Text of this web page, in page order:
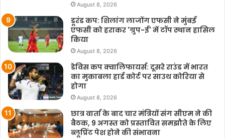
August 8, 2026
डूरंड कप: शिलांग लाजोंग एफसी ने मुंबई
एफसी को हराकर 'ग्रुप-ई' में टॉप स्थान हासिल
किया
August 8, 2026
डेविस कप क्वालिफायर्स: दूसरे राउंड में भारत
का मुकाबला हार्ड कोर्ट पर साउथ कोरिया से
होगा
August 8, 2026
छात्र वार्ता के बाद चार मंत्रियों संग सीएम ने की
बैठक, 9 अगस्त को प्रस्तावित समझौते के लिए
ब्लूप्रिंट पेश होने की संभावना